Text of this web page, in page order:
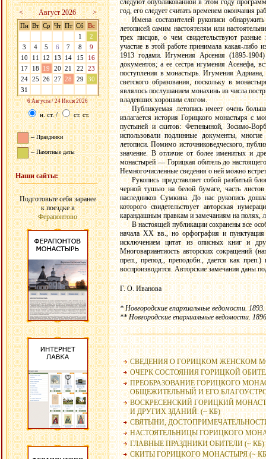
< Август 2026 >
Пн Вт Ср Чт Пт Сб Вс
1
2
3
4 5 6 7 8
9
10
11 12 13 14 15
16
17
18 19 20 21 22
23
24
25 26 27 28 29
30
31
6 Августа / 24 Июля 2026
н. ст./ ст. ст.
–Праздники
–Памятные даты
Наши сайты:
Подготовьте себя заранее
к поездке в
Ферапонтово
следуют опубликованной в этом году
год, его следует считать временем окончания
Имена составителей рукописи
летописей самим настоятелям или
трех писцов, о чем свидетельствуют
участие в этой работе принимала какая-
1913 годами. Игумения Арсения (1895-
документов; а ее сестра игумения Асенефа,
поступления в монастырь. Игумения
светского образования, поскольку в
являлось послушанием монахинь из числа
владевших хорошим слогом.
Публикуемая летопись имеет очень
излагается история Горицкого монастыря с
пустыней и скитов: Фетиньиной, Зосимо-
использовали подлинные документы,
летописи. Помимо источниковедческого,
значение. В отличие от более именитых и
монастырей — Горицкая обитель до
Немногочисленные сведения о ней можно
Рукопись представляет собой разбитый
черной тушью на белой бумаге, часть
наследников Сумкина. До нас рукопись
которого свидетельствует авторская
карандашным правкам и замечаниям на полях,
В настоящей публикации сохранены все
начала ХХ вв., но орфография и
исключением цитат из описных книг и
Многовариантиость авторских сокращений
преп., препод., преподобн., дается как
воспроизводятся. Авторские замечания даны
Г. О. Иванова
* Новгородские епархиальные ведомости.
** Новгородские епархиальные ведомости.
СВЕДЕНИЯ О ГОРИЦКОМ ЖЕНСКОМ
ОЧЕРК СОСТОЯНИЯ ГОРИЦКОЙ
ПРЕОБРАЗОВАНИЕ ГОРИЦКОГО
ОБЩЕЖИТЕЛЬНЫЙ И ЕГО
ВОСКРЕСЕНСКИЙ ГОРИЦКИЙ
И ДРУГИХ ЗДАНИЙ. (~ КБ)
СВЯТЫНИ,
НАСТОЯТЕЛЬНИЦЫ ГОРИЦКОГО
ГЛАВНЫЕ ПРАЗДНИКИ ОБИТЕЛИ (~ КБ)
СКИТЫ ГОРИЦКОГО МОНАСТЫРЯ (~